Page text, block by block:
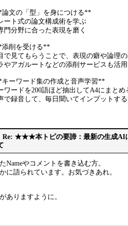
論文の「型」を身につける**
ート式の論文構成術を学ぶ
門分野に合った表現を磨く
添削を受ける**
で見てもらうことで、表現の癖や論理
やアガルートなどの添削サービスも活
キーワード集の作成と音声学習**
ワードを200語ほど抽出してA4にまとめ
で録音して、毎日聞いてインプットす
Re: ★★★本トピの要諦：最新の生成AI
Nameやコメントを書き込む方。
に語られています。お気づきあれ。
ありますように。